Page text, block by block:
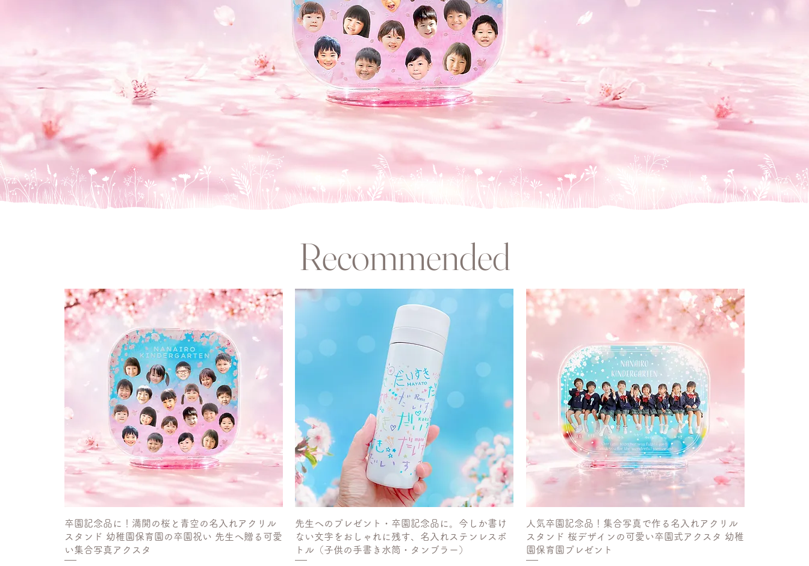
Recommended
卒園記念品に！満開の桜と青空の名入れアクリル
スタンド 幼稚園保育園の卒園祝い 先生へ贈る可愛
い集合写真アクスタ
先生へのプレゼント・卒園記念品に。今しか書け
ない文字をおしゃれに残す、名入れステンレスボ
トル（子供の手書き水筒・タンブラー）
人気卒園記念品！集合写真で作る名入れアクリル
スタンド 桜デザインの可愛い卒園式アクスタ 幼稚
園保育園プレゼント